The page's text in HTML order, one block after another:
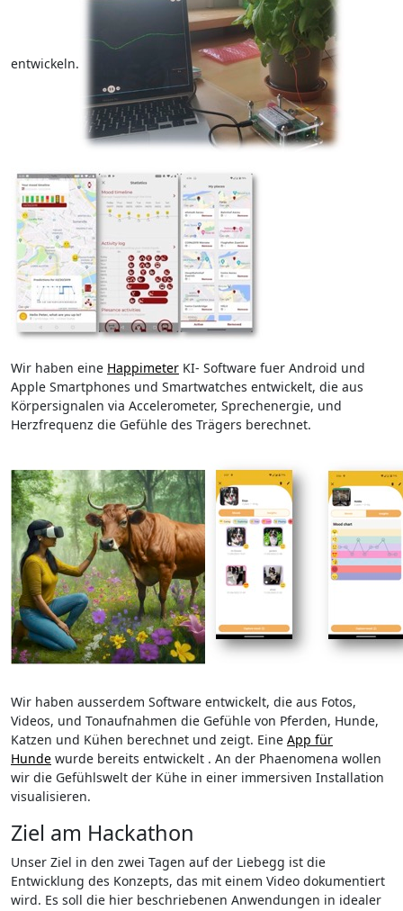
entwickeln.
Wir haben eine Happimeter KI- Software fuer Android und
Apple Smartphones und Smartwatches entwickelt, die aus
Körpersignalen via Accelerometer, Sprechenergie, und
Herzfrequenz die Gefühle des Trägers berechnet.
Wir haben ausserdem Software entwickelt, die aus Fotos,
Videos, und Tonaufnahmen die Gefühle von Pferden, Hunde,
Katzen und Kühen berechnet und zeigt. Eine App für
Hunde wurde bereits entwickelt . An der Phaenomena wollen
wir die Gefühlswelt der Kühe in einer immersiven Installation
visualisieren.
Ziel am Hackathon
Unser Ziel in den zwei Tagen auf der Liebegg ist die
Entwicklung des Konzepts, das mit einem Video dokumentiert
wird. Es soll die hier beschriebenen Anwendungen in idealer